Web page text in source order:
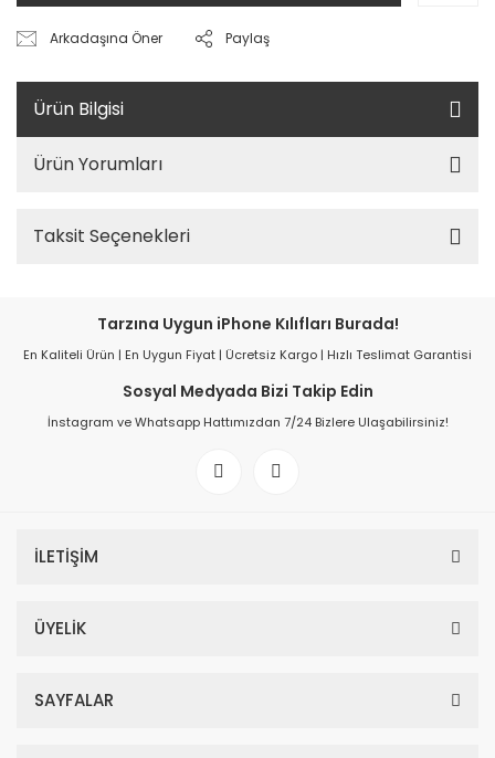
Arkadaşına Öner Paylaş
Ürün Bilgisi
Ürün Yorumları
Taksit Seçenekleri
Tarzına Uygun iPhone Kılıfları Burada!
En Kaliteli Ürün | En Uygun Fiyat | Ücretsiz Kargo | Hızlı Teslimat Garantisi
Sosyal Medyada Bizi Takip Edin
İnstagram ve Whatsapp Hattımızdan 7/24 Bizlere Ulaşabilirsiniz!
İLETİŞİM
ÜYELİK
SAYFALAR